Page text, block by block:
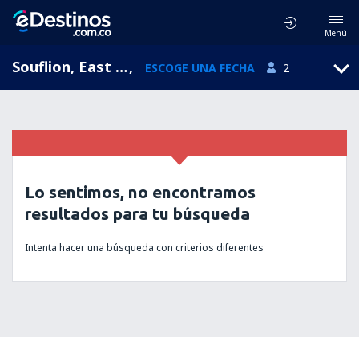
Menú
Souflion, East Macedonia and Thrace, Grecia, ESCOGE UNA FECHA 2
Lo sentimos, no encontramos
resultados para tu búsqueda
Intenta hacer una búsqueda con criterios diferentes